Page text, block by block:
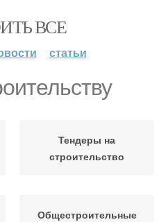
ВСЕ
статьи
Тендеры на
строительство
Общестроительные